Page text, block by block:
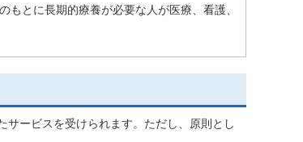
とに長期的療養が必要な人が医療、看護、
ービスを受けられます。ただし、原則とし